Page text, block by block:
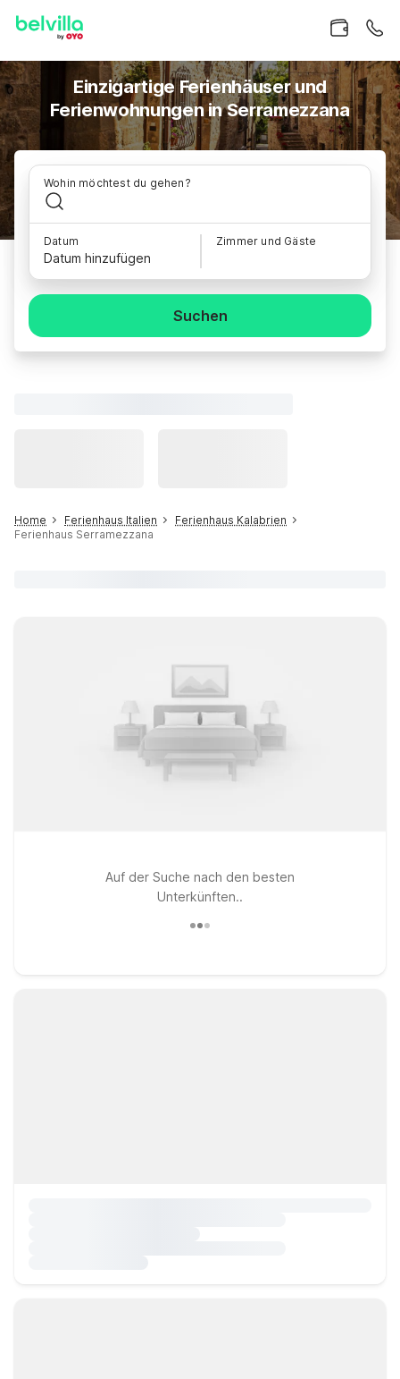
Einzigartige Ferienhäuser und
Ferienwohnungen in Serramezzana
Wohin möchtest du gehen?
Datum
Datum hinzufügen
Zimmer und Gäste
Suchen
Home Ferienhaus Italien
Ferienhaus Kalabrien
Ferienhaus Serramezzana
Auf der Suche nach den besten
Unterkünften..